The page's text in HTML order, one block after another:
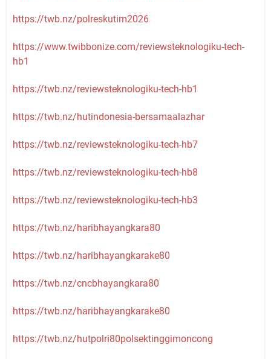
https://twb.nz/polreskutim2026
https://www.twibbonize.com/reviewsteknologiku-tech-
hb1
https://twb.nz/reviewsteknologiku-tech-hb1
https://twb.nz/hutindonesia-bersamaalazhar
https://twb.nz/reviewsteknologiku-tech-hb7
https://twb.nz/reviewsteknologiku-tech-hb8
https://twb.nz/reviewsteknologiku-tech-hb3
https://twb.nz/haribhayangkara80
https://twb.nz/haribhayangkarake80
https://twb.nz/cncbhayangkara80
https://twb.nz/haribhayangkarake80
https://twb.nz/hutpolri80polsektinggimoncong